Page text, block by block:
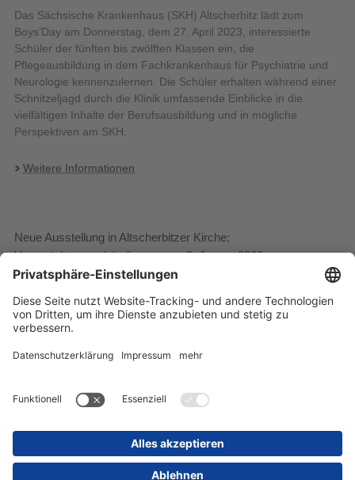
Das Sächsische Krankenhaus (SKH) Altscherbitz lädt zum
Boys’Day am Donnerstag, dem 27. April 2023, interessierte
Schüler der fünften bis zwölften Klassen ein, die
Pflegeausbildung in dem Fachkrankenhaus für Psychiatrie und
Neurologie kennenzulernen. Die Schüler erhalten während einer
Schnitzeljagd durch die Klinik umfassende Einblicke in die
vielfältigen Inhalte der Berufsausbildung und in mögliche
Perspektiven am SKH.
Weitere Informationen
Neue Ausstellung in Altscherbitzer Kirche:
Veranstaltungsankündigung vom 3. Januar 2023
Am Freitag, dem 20. Januar 2023, eröffnet eine neue
Ausstellung in der Altscherbitzer Kirche, Leipziger Straße 59, in
Schkeuditz. Die Leipziger Künstlerin Sylvia Gerlach präsentiert
hier eine Auswahl ihrer Kunstwerke.
Inhaltsübersicht Impressum